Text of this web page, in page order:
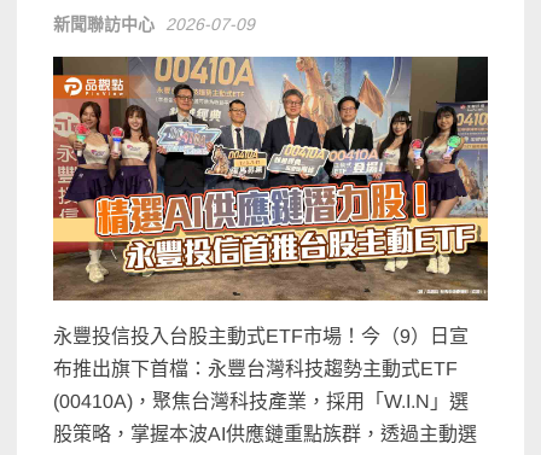
新聞聯訪中心 2026-07-09
永豐投信投入台股主動式ETF市場！今（9）日宣
布推出旗下首檔：永豐台灣科技趨勢主動式ETF
(00410A)，聚焦台灣科技產業，採用「W.I.N」選
股策略，掌握本波AI供應鏈重點族群，透過主動選